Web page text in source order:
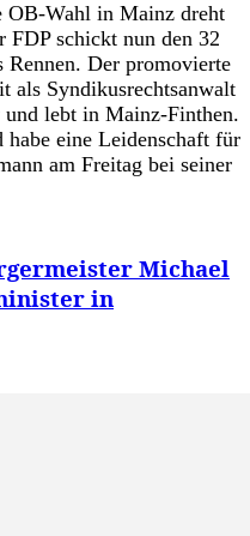
OB-Wahl in Mainz dreht
schickt nun den 32
Rennen. Der promovierte
als Syndikusrechtsanwalt
lebt in Mainz-Finthen.
eine Leidenschaft für
am Freitag bei seiner
Michael
in